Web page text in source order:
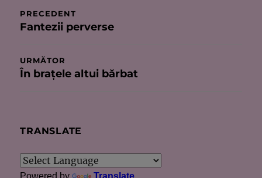
Navigare
în
articole
PRECEDENT
Articolul
Fantezii perverse
URMĂTOR
Articolul
În braţele altui bărbat
TRANSLATE